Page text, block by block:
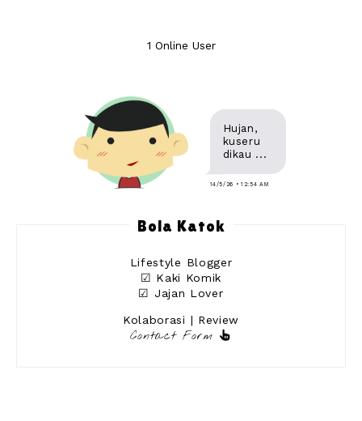
1 Online User
Hujan,
kuseru
dikau ...
14/5/26 • 12:54 AM
Bola Katok
Lifestyle Blogger
☑ Kaki Komik
☑ Jajan Lover
Kolaborasi | Review
Contact Form